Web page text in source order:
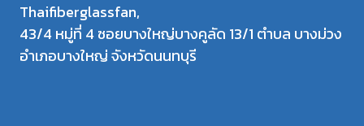
Thaifiberglassfan,
43/4 หมู่ที่ 4 ซอยบางใหญ่บางคูลัด 13/1 ตำบล บางม่วง
อำเภอบางใหญ่ จังหวัดนนทบุรี